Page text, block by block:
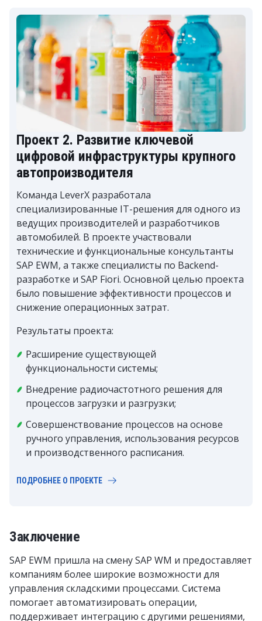
Проект 2. Развитие ключевой
цифровой инфраструктуры крупного
автопроизводителя
Команда LeverX разработала
специализированные IT-решения для одного из
ведущих производителей и разработчиков
автомобилей. В проекте участвовали
технические и функциональные консультанты
SAP EWM, а также специалисты по Backend-
разработке и SAP Fiori. Основной целью проекта
было повышение эффективности процессов и
снижение операционных затрат.
Результаты проекта:
Расширение существующей
функциональности системы;
Внедрение радиочастотного решения для
процессов загрузки и разгрузки;
Совершенствование процессов на основе
ручного управления, использования ресурсов
и производственного расписания.
ПОДРОБНЕЕ О ПРОЕКТЕ
Заключение
SAP EWM пришла на смену SAP WM и предоставляет
компаниям более широкие возможности для
управления складскими процессами. Система
помогает автоматизировать операции,
поддерживает интеграцию с другими решениями,